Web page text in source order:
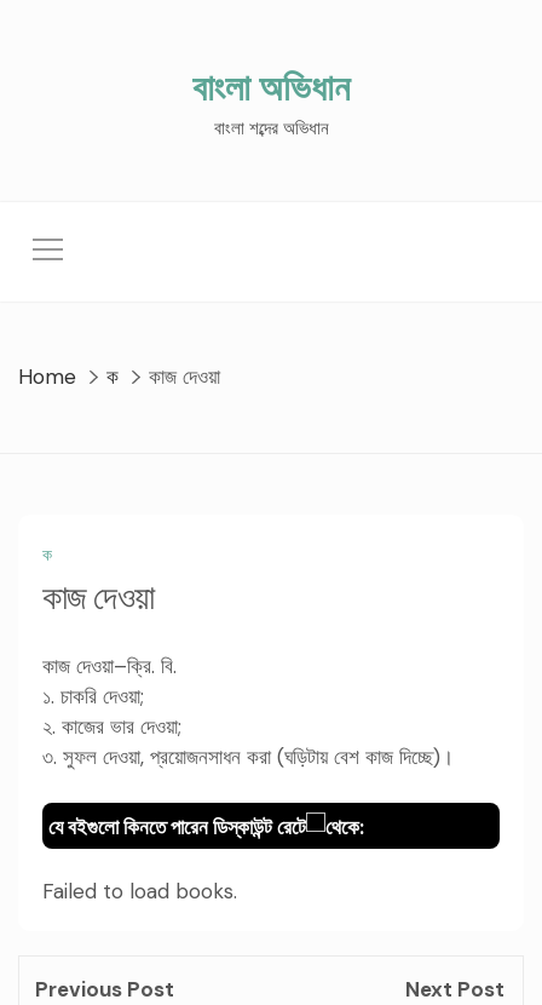
বাংলা অভিধান
বাংলা শব্দের অভিধান
Home ক কাজ দেওয়া
ক
কাজ দেওয়া
কাজ দেওয়া–ক্রি. বি.
১. চাকরি দেওয়া;
২. কাজের ভার দেওয়া;
৩. সুফল দেওয়া, প্রয়োজনসাধন করা (ঘড়িটায় বেশ কাজ দিচ্ছে)।
যে বইগুলো কিনতে পারেন ডিস্কাউন্ট রেটে থেকে:
Failed to load books.
Previous Post
Next Post